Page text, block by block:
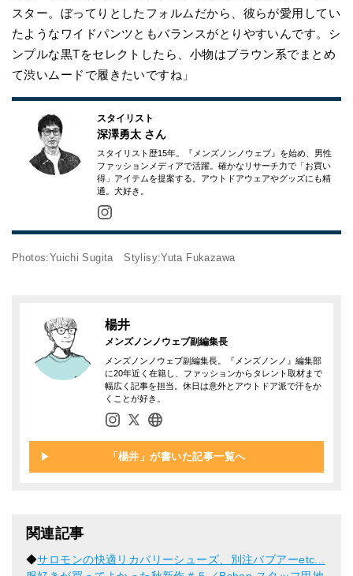
スター。ぼってりとしたフォルムだから、彼らが愛用してい
たようなワイドパンツともバランスがとりやすいんです。シ
ンプルな黒Tをセレクトしたら、小物はブラウン系でまとめ
て渋いムードで履きたいですね」
スタイリスト
深澤勇太 さん
スタイリスト歴15年。『メンズノンノウェブ』を始め、男性
ファッションメディアで活躍。確かなリサーチ力で「お買い
得」アイテムを提案する。アウトドアウェアやグッズにも精
通。犬好き。
Photos:Yuichi Sugita Stylisy:Yuta Fukazawa
楊井
メンズノンノウェブ副編集長
メンズノンノウェブ副編集長。『メンズノンノ』編集部
に20年近く在籍し、ファッションからタレント取材まで
幅広く記事を担当。休日は意外とアウトドア派で汗をか
くことが好き。
「楊井」が書いた記事一覧へ
関連記事
◆サロモンの快適リカバリーシューズ、別注バブアーetc...